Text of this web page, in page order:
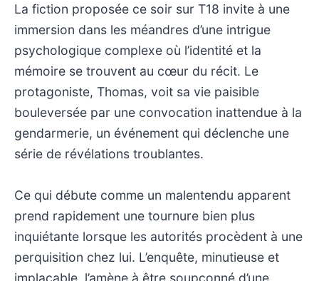
La fiction proposée ce soir sur T18 invite à une
immersion dans les méandres d’une intrigue
psychologique complexe où l’identité et la
mémoire se trouvent au cœur du récit. Le
protagoniste, Thomas, voit sa vie paisible
bouleversée par une convocation inattendue à la
gendarmerie, un événement qui déclenche une
série de révélations troublantes.
Ce qui débute comme un malentendu apparent
prend rapidement une tournure bien plus
inquiétante lorsque les autorités procèdent à une
perquisition chez lui. L’enquête, minutieuse et
implacable, l’amène à être soupçonné d’une